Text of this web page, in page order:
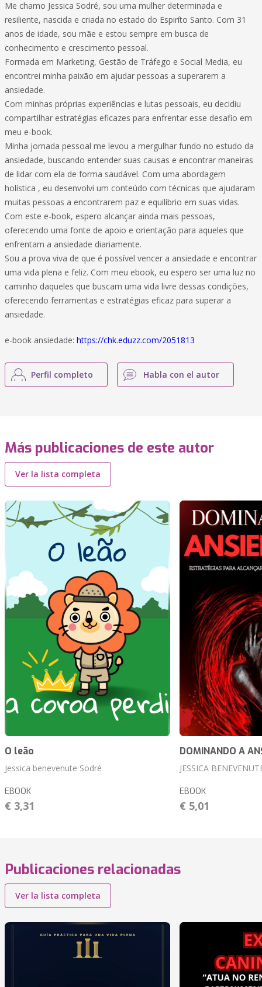
Me chamo Jessica Sodré, sou uma mulher determinada e
resiliente, nascida e criada no estado do Espiríto Santo. Com 31
anos de idade, sou mãe e estou sempre em busca de
conhecimento e crescimento pessoal.
Formada em Marketing, Gestão de Tráfego e Social Media, eu
encontrei minha paixão em ajudar pessoas a superarem a
ansiedade.
Com minhas próprias experiências e lutas pessoais, eu decidiu
compartilhar estratégias eficazes para enfrentar esse desafio em
meu e-book.
Minha jornada pessoal me levou a mergulhar fundo no estudo da
ansiedade, buscando entender suas causas e encontrar maneiras
de lidar com ela de forma saudável. Com uma abordagem
holística , eu desenvolvi um conteúdo com técnicas que ajudaram
muitas pessoas a encontrarem paz e equilíbrio em suas vidas.
Com este e-book, espero alcançar ainda mais pessoas,
oferecendo uma fonte de apoio e orientação para aqueles que
enfrentam a ansiedade diariamente.
Sou a prova viva de que é possível vencer a ansiedade e encontrar
uma vida plena e feliz. Com meu ebook, eu espero ser uma luz no
caminho daqueles que buscam uma vida livre dessas condições,
oferecendo ferramentas e estratégias eficaz para superar a
ansiedade.
e-book ansiedade: https://chk.eduzz.com/2051813
Perfil completo Habla con el autor
Más publicaciones de este autor
Ver la lista completa
O leão
Jessica benevenute Sodré
EBOOK
€ 3,31
DOMINANDO A
JESSICA
EBOOK
€ 5,01
Publicaciones relacionadas
Ver la lista completa